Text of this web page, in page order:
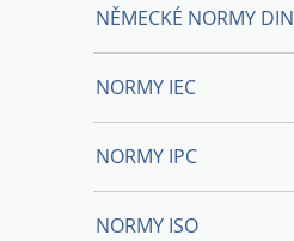
NĚMECKÉ NORMY DIN
NORMY IEC
NORMY IPC
NORMY ISO